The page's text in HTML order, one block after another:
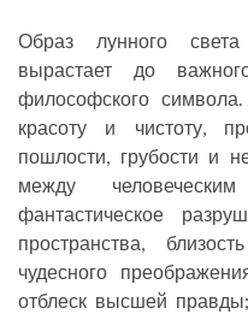
Образ лунного
вырастает до
философского
красоту и чистоту,
пошлости, грубости и
между
фантастическое
пространства,
чудесного
отблеск высшей